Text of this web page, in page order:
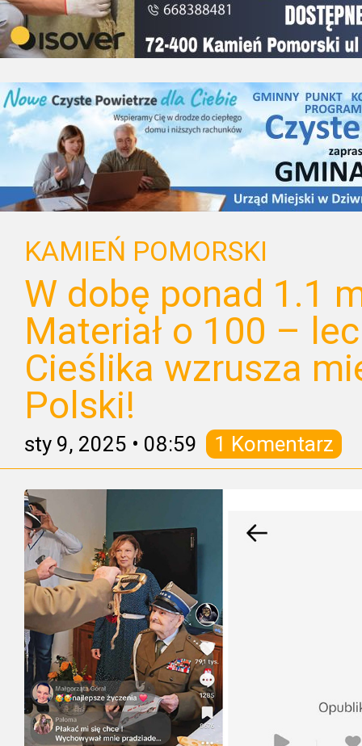
KAMIEŃ POMORSKI
W dobę ponad 1.1
Materiał o 100 –
Cieślika wzrusza
Polski!
sty 9, 2025 • 08:59 1 Komentarz